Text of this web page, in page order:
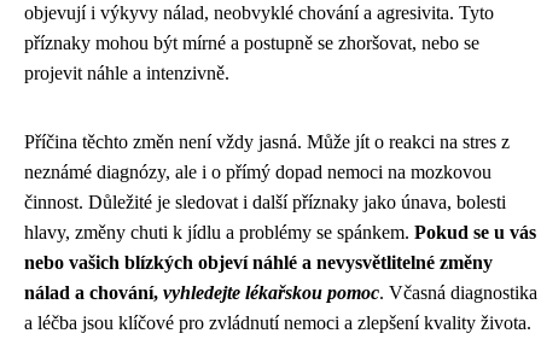
objevují i výkyvy nálad, neobvyklé chování a agresivita. Tyto
příznaky mohou být mírné a postupně se zhoršovat, nebo se
projevit náhle a intenzivně.
Příčina těchto změn není vždy jasná. Může jít o reakci na stres z
neznámé diagnózy, ale i o přímý dopad nemoci na mozkovou
činnost. Důležité je sledovat i další příznaky jako únava, bolesti
hlavy, změny chuti k jídlu a problémy se spánkem. Pokud se u vás
nebo vašich blízkých objeví náhlé a nevysvětlitelné změny
nálad a chování, vyhledejte lékařskou pomoc. Včasná diagnostika
a léčba jsou klíčové pro zvládnutí nemoci a zlepšení kvality života.